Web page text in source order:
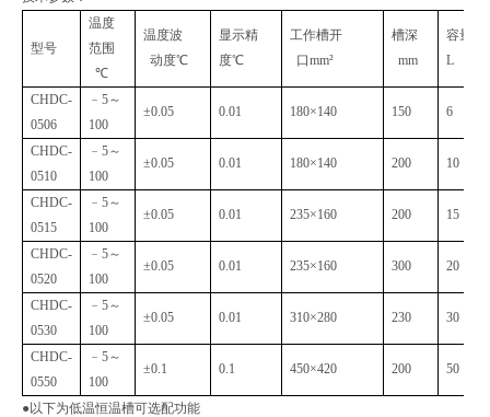
型号
温度
范围
℃
温度波
动度℃
显示精
度℃
工作槽开
口mm²
槽深
mm
容量
L
CHDC-
0506
﹣5～
100
±0.05 0.01 180×140 150 6
CHDC-
0510
﹣5～
100
±0.05 0.01 180×140 200 10
CHDC-
0515
﹣5～
100
±0.05 0.01 235×160 200 15
CHDC-
0520
﹣5～
100
±0.05 0.01 235×160 300 20
CHDC-
0530
﹣5～
100
±0.05 0.01 310×280 230 30
CHDC-
0550
﹣5～
100
±0.1 0.1 450×420 200 50
●以下为低温恒温槽可选配功能